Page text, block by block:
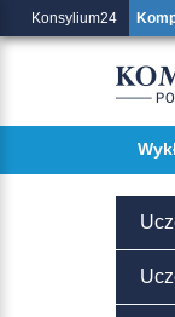
Konsylium24